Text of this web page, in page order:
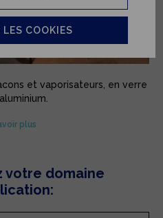
et vaporisateurs, en verre
est unique, elle mérite un écrin
plus
votre domaine
LES COOKIES